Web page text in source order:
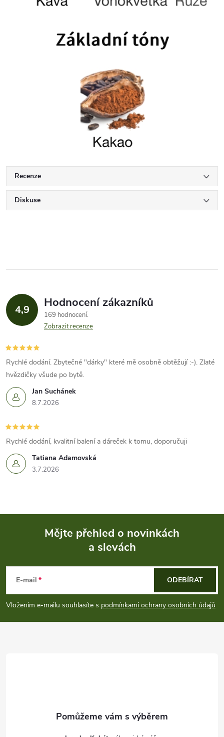
Recenze
Diskuse
4,9 Hodnocení zákazníků
169 hodnocení
Zobrazit recenze
Jan Suchánek
8.7.2026
Rychlé dodání. Zbytečné "dárky" které mě osobně obtěžují :-). Zlaté
hvězdičky všude po bytě.
Tatiana Adamovská
3.7.2026
Rychlé dodání, kvalitní balení a dáreček k tomu, doporučuji
p
Mějte přehled o novinkách
a slevách
E-mail
Vložením e-mailu souhlasíte s podmínkami ochrany osobních údajů
ODEBÍRAT